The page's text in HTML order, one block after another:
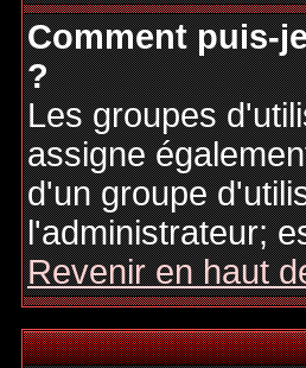
Comment puis-
?
Les groupes
assigne
d'un groupe
l'administrateur;
Revenir en haut